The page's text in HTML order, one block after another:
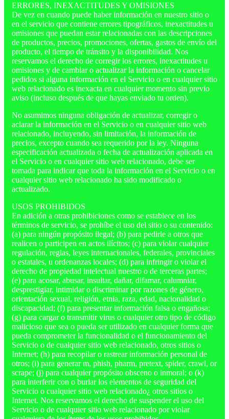
ERRORES, INEXACTITUDES Y OMISIONES
De vez en cuando puede haber información en nuestro sitio o
en el servicio que contiene errores tipográficos, inexactitudes u
omisiones que puedan estar relacionadas con las descripciones
de productos, precios, promociones, ofertas, gastos de envío del
producto, el tiempo de tránsito y la disponibilidad. Nos
reservamos el derecho de corregir los errores, inexactitudes u
omisiones y de cambiar o actualizar la información o cancelar
pedidos si alguna información en el Servicio o en cualquier sitio
web relacionado es inexacta en cualquier momento sin previo
aviso (incluso después de que hayas enviado tu orden).
No asumimos ninguna obligación de actualizar, corregir o
aclarar la información en el Servicio o en cualquier sitio web
relacionado, incluyendo, sin limitación, la información de
precios, excepto cuando sea requerido por la ley. Ninguna
especificación actualizada o fecha de actualización aplicada en
el Servicio o en cualquier sitio web relacionado, debe ser
tomada para indicar que toda la información en el Servicio o en
cualquier sitio web relacionado ha sido modificado o
actualizado.
USOS PROHIBIDOS
En adición a otras prohibiciones como se establece en los
términos de servicio, se prohíbe el uso del sitio o su contenido:
(a) para ningún propósito ilegal; (b) para pedirle a otros que
realicen o participen en actos ilícitos; (c) para violar cualquier
regulación, reglas, leyes internacionales, federales, provinciales
o estatales, u ordenanzas locales; (d) para infringir o violar el
derecho de propiedad intelectual nuestro o de terceras partes;
(e) para acosar, abusar, insultar, dañar, difamar, calumniar,
desprestigiar, intimidar o discriminar por razones de género,
orientación sexual, religión, etnia, raza, edad, nacionalidad o
discapacidad; (f) para presentar información falsa o engañosa;
(g) para cargar o transmitir virus o cualquier otro tipo de código
malicioso que sea o pueda ser utilizado en cualquier forma que
pueda comprometer la funcionalidad o el funcionamiento del
Servicio o de cualquier sitio web relacionado, otros sitios o
Internet; (h) para recopilar o rastrear información personal de
otros; (i) para generar m, phish, pharm, pretext, spider, crawl, or
scrape; (j) para cualquier propósito obsceno o inmoral; o (k)
para interferir con o burlar los elementos de seguridad del
Servicio o cualquier sitio web relacionado¿ otros sitios o
Internet. Nos reservamos el derecho de suspender el uso del
Servicio o de cualquier sitio web relacionado por violar